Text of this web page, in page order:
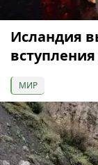
Исландия
вступления
МИР